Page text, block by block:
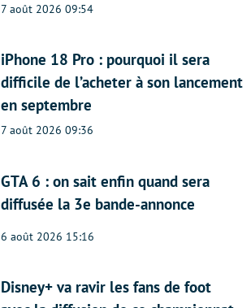
7 août 2026 09:54
iPhone 18 Pro : pourquoi il sera
difficile de l’acheter à son lancement
en septembre
7 août 2026 09:36
GTA 6 : on sait enfin quand sera
diffusée la 3e bande-annonce
6 août 2026 15:16
Disney+ va ravir les fans de foot